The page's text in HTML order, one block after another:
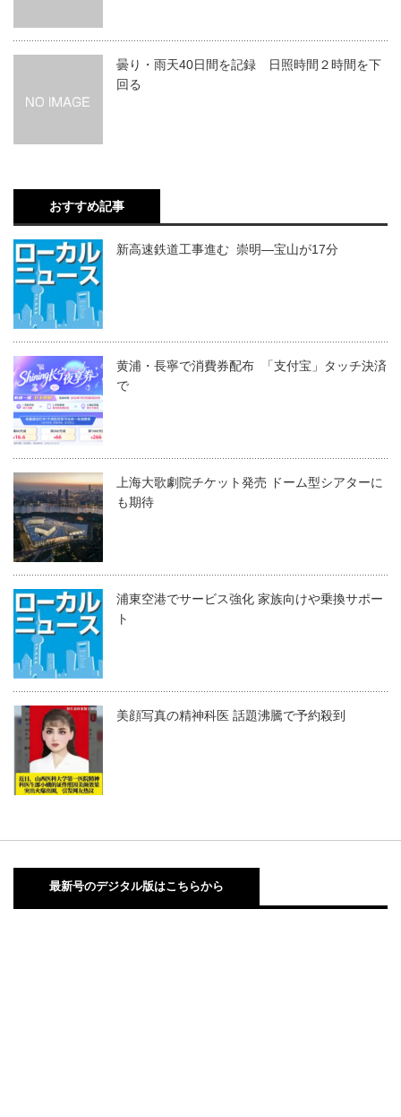
曇り・雨天40日間を記録 日照時間２時間を下
回る
おすすめ記事
新高速鉄道工事進む 崇明―宝山が17分
黄浦・長寧で消費券配布 「支付宝」タッチ決済
で
上海大歌劇院チケット発売 ドーム型シアターに
も期待
浦東空港でサービス強化 家族向けや乗換サポー
ト
美顔写真の精神科医 話題沸騰で予約殺到
最新号のデジタル版はこちらから